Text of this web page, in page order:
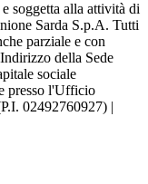
soggetta alla attività di
Sarda S.p.A. Tutti
parziale e con
della Sede
sociale
presso l'Ufficio
02492760927) |